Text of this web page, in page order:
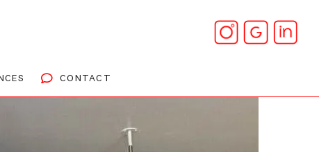
CONTACT